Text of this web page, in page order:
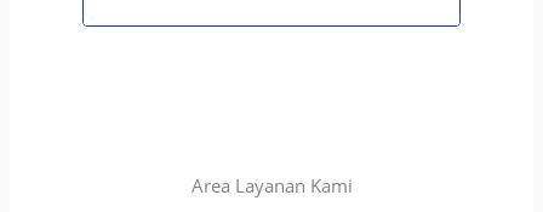
Area Layanan Kami